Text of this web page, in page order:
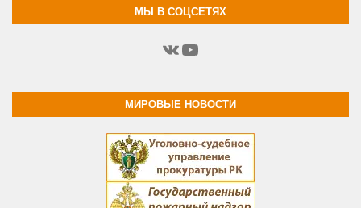
МЫ В СОЦСЕТЯХ
ВКонтакте
YouTube
МИРОВЫЕ НОВОСТИ